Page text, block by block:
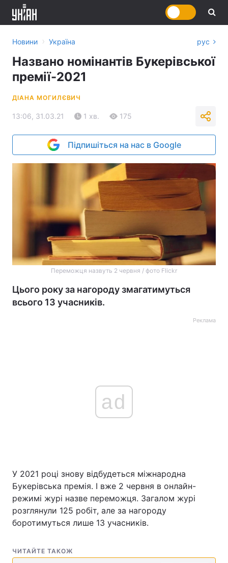
Головна Війна
Україна Політика
Новини › Україна рус
Названо номінантів Букерівської
премії-2021
ДІАНА МОГИЛЄВИЧ
13:06, 31.03.21 1 хв. 175
Підпишіться на нас в Google
Переможця назвуть 2 червня / фото Flickr
Цього року за нагороду змагатимуться
всього 13 учасників.
Реклама
ad
У 2021 році знову відбудеться міжнародна
Букерівська премія. І вже 2 червня в онлайн-
режимі журі назве переможця. Загалом журі
розглянули 125 робіт, але за нагороду
боротимуться лише 13 учасників.
ЧИТАЙТЕ ТАКОЖ